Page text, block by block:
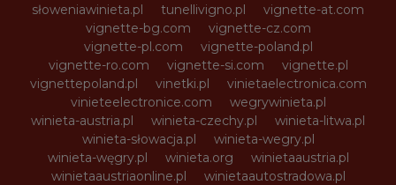
słoweniawinieta.pl
tunellivigno.pl
vignette-at.com
vignette-bg.com
vignette-cz.com
vignette-pl.com
vignette-poland.pl
vignette-ro.com
vignette-si.com
vignette.pl
vignettepoland.pl
vinetki.pl
vinietaelectronica.com
vinieteelectronice.com
wegrywinieta.pl
winieta-austria.pl
winieta-czechy.pl
winieta-litwa.pl
winieta-słowacja.pl
winieta-wegry.pl
winieta-węgry.pl
winieta.org
winietaaustria.pl
winietaaustriaonline.pl
winietaautostradowa.pl